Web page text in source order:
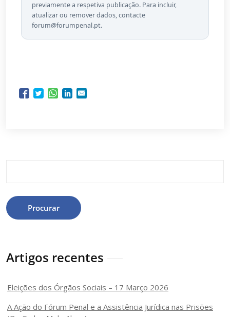
previamente a respetiva publicação. Para incluir,
atualizar ou remover dados, contacte
forum@forumpenal.pt.
Procurar
Artigos recentes
Eleições dos Órgãos Sociais – 17 Março 2026
A Ação do Fórum Penal e a Assistência Jurídica nas Prisões